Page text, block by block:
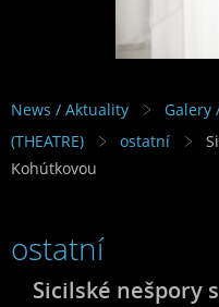
News / Aktuality Galery
(THEATRE)
ostatní
Kohútkovou
ostatní
Sicilské nešpory